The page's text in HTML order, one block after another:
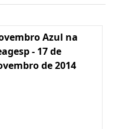
Azul na
- 17 de
de 2014